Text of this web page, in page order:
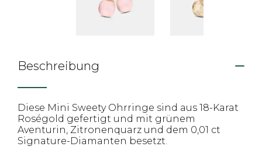
Beschreibung
Diese Mini Sweety Ohrringe sind aus 18-Karat
Roségold gefertigt und mit grünem
Aventurin, Zitronenquarz und dem 0,01 ct
Signature-Diamanten besetzt.